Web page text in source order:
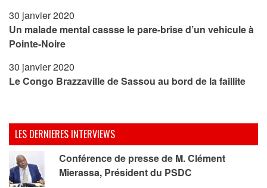
30 janvier 2020
Un malade mental cassse le pare-brise d’un vehicule à
Pointe-Noire
30 janvier 2020
Le Congo Brazzaville de Sassou au bord de la faillite
LES DERNIERES INTERVIEWS
Conférence de presse de M. Clément
Mierassa, Président du PSDC